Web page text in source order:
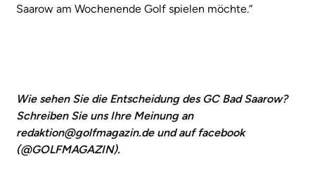
Saarow am Wochenende Golf spielen möchte.“
Wie sehen Sie die Entscheidung des GC Bad Saarow?
Schreiben Sie uns Ihre Meinung an
redaktion@golfmagazin.de und auf facebook
(@GOLFMAGAZIN).